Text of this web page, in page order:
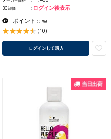
BG卸価 ログイン後表示
ポイント :(1%)
(10)
ログインして購入